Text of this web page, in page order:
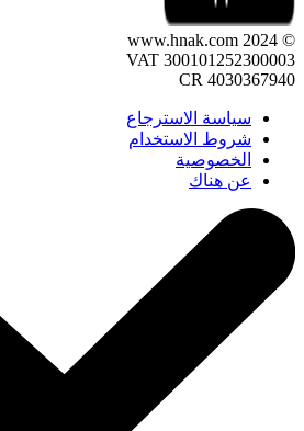
© 2024 www.hnak.com
VAT 300101252300003
CR 4030367940
سياسة الاسترجاع
شروط الاستخدام
الخصوصية
عن هناك